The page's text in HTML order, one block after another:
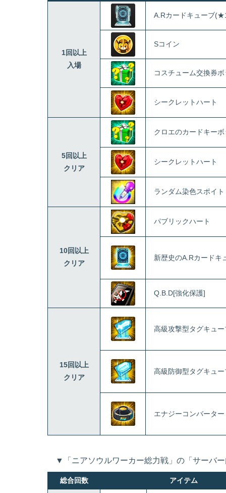
1回以上
入場
A.Rカードキューブ
Sコイン
コスチューム交換券
シークレットハート
5回以上
クリア
クロエのカードキー
シークレットハート
ランダム染色スポイト
10回以上
クリア
パブリックハート
新歴史のA.Rカードキ
Q.B.D[強化保護]
15回以上
クリア
高級攻撃型タグキュー
高級防御型タグキュー
エナジーコンバーター
▼「ニアソウルワーカー総力戦」の「サーバ
総合回数 アイテム